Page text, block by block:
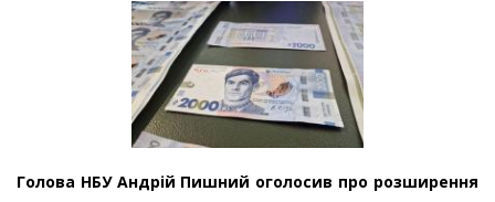
Голова НБУ Андрій Пишний оголосив про розширення